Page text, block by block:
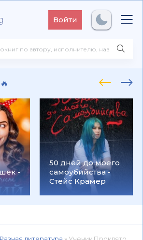
Войти
-
50 дней до моего
самоубийства -
Стейс Крамер